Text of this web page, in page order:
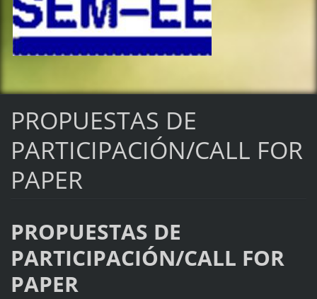
PROPUESTAS DE
PARTICIPACIÓN/CALL FOR
PAPER
PROPUESTAS DE
PARTICIPACIÓN/CALL FOR
PAPER